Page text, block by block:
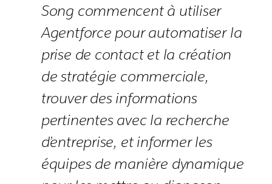
Song commencent à utiliser
Agentforce pour automatiser la
prise de contact et la création
de stratégie commerciale,
trouver des informations
pertinentes avec la recherche
d’entreprise, et informer les
équipes de manière dynamique